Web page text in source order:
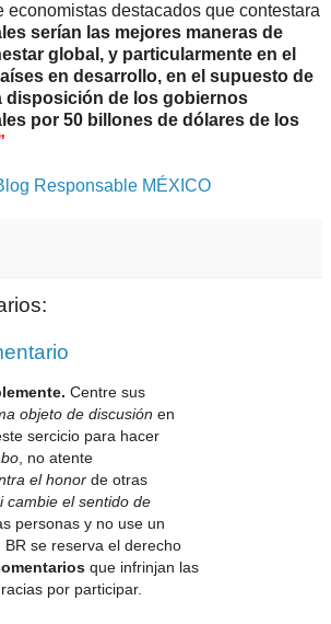
economistas destacados que contestara
serían las mejores maneras de
global, y particularmente en el
en desarrollo, en el supuesto de
disposición de los gobiernos
por 50 billones de dólares de los
Responsable MÉXICO
Centre sus
objeto de discusión en
sercicio para hacer
, no atente
el honor de otras
cambie el sentido de
personas y no use un
. BR se reserva el derecho
que infrinjan las
por participar.